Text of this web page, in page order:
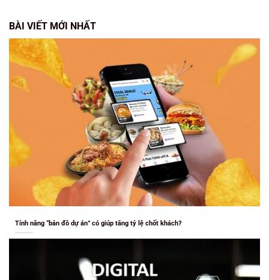
BÀI VIẾT MỚI NHẤT
Tính năng “bản đồ dự án” có giúp tăng tỷ lệ chốt khách?